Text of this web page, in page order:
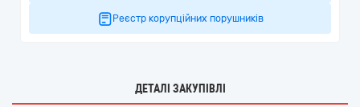
Реєстр корупційних порушників
ДЕТАЛІ ЗАКУПІВЛІ